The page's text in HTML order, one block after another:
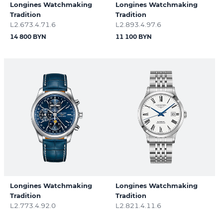
Longines Watchmaking
Tradition
L2.673.4.71.6
14 800 BYN
Longines Watchmaking
Tradition
L2.893.4.97.6
11 100 BYN
Longines Watchmaking
Tradition
L2.773.4.92.0
Longines Watchmaking
Tradition
L2.821.4.11.6